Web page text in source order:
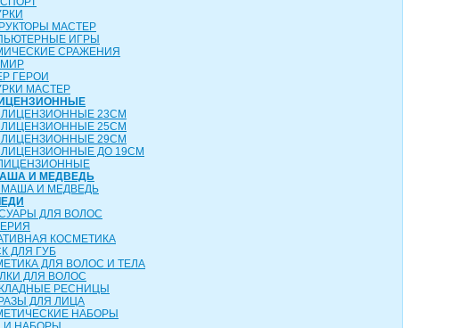
МАСТЕР
ИГРЫ
СРАЖЕНИЯ
ГЕРОИ
МАСТЕР
ЛИЦЕНЗИОННЫЕ 23СМ
ЛИЦЕНЗИОННЫЕ 25СМ
ЛИЦЕНЗИОННЫЕ 29СМ
ЛИЦЕНЗИОННЫЕ ДО 19СМ
И МЕДВЕДЬ
МАША И МЕДВЕДЬ
ДЛЯ ВОЛОС
КОСМЕТИКА
ДЛЯ ГУБ
ДЛЯ ВОЛОС И ТЕЛА
ДЛЯ ВОЛОС
РЕСНИЦЫ
ДЛЯ ЛИЦА
НАБОРЫ